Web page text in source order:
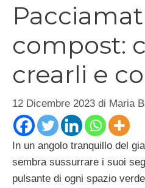
compost:
crearli e
12 Dicembre 2023 di Maria
In un angolo tranquillo del
sembra sussurrare i suoi
pulsante di ogni spazio